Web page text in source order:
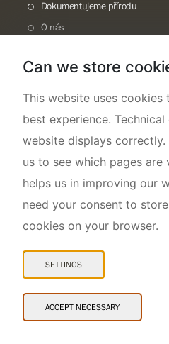
Dokumentujeme přírodu
O nás
Snadné
© 2026
Can we store
This website uses
best experience.
website displays
us to see which pages
helps us in improving our
need your consent to
cookies on your browser.
SETTINGS
ACCEPT NECESSARY